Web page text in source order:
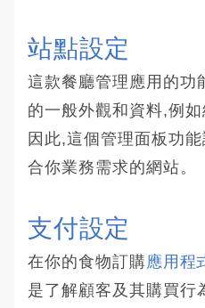
站點設定
這款餐廳管理應用的功
的一般外觀和資料,例如
因此,這個管理面板功
合你業務需求的網站。
支付設定
在你的食物訂購應用程
是了解顧客及其購買行